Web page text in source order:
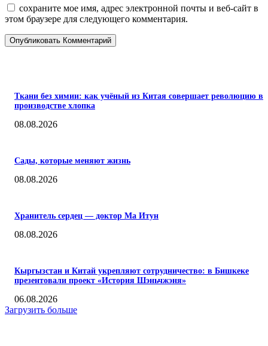
сохраните мое имя, адрес электронной почты и веб-сайт в
этом браузере для следующего комментария.
Ткани без химии: как учёный из Китая совершает революцию в
производстве хлопка
08.08.2026
Сады, которые меняют жизнь
08.08.2026
Хранитель сердец — доктор Ма Итун
08.08.2026
Кыргызстан и Китай укрепляют сотрудничество: в Бишкеке
презентовали проект «История Шэньчжэня»
06.08.2026
Загрузить больше